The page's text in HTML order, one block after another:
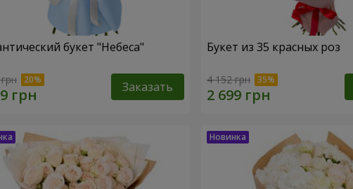
букет "Небеса"
Заказать
Букет из 35 красных роз
4 152 грн